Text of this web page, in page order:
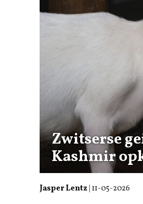
Zwitserse
Kashmir
Jasper Lentz 11-05-2026